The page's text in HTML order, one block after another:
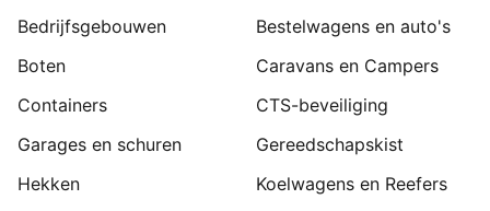
Bedrijfsgebouwen
Bestelwagens en auto's
Boten
Caravans en Campers
Containers
CTS-beveiliging
Garages en schuren
Gereedschapskist
Hekken
Koelwagens en Reefers